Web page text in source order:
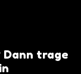
Dann trage